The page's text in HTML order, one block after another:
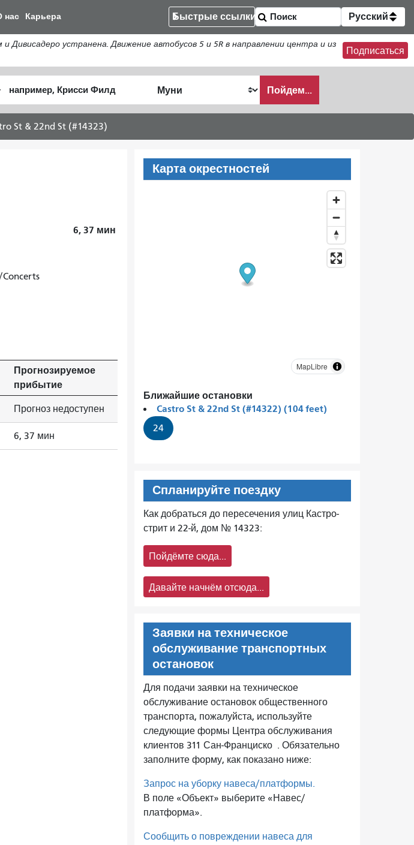
к
общему
содержанию
нас Карьера Быстрые ссылки Русский
устранена. Движение автобусов 5 и 5R в направлении центра и из
Подписаться
окончания
я
хочу
путешествовать
Пойдем...
St & 22nd St (#14323)
6, 37 мин
Concerts
Прогнозируемое
прибытие
Прогноз недоступен
6, 37 мин
Карта окрестностей
MapLibre
Ближайшие остановки
Castro St & 22nd St (#14322) (104 feet)
24
Спланируйте поездку
Как добраться до пересечения улиц Кастро-
стрит и 22-й, дом № 14323:
Пойдёмте сюда...
Давайте начнём отсюда...
Заявки на техническое
обслуживание транспортных
остановок
Для подачи заявки на техническое
обслуживание остановок общественного
транспорта, пожалуйста, используйте
следующие формы Центра обслуживания
клиентов 311 Сан-Франциско . Обязательно
заполните форму, как показано ниже:
Запрос на уборку навеса/платформы.
В поле «Объект» выберите «Навес/
платформа».
Сообщить о повреждении навеса для